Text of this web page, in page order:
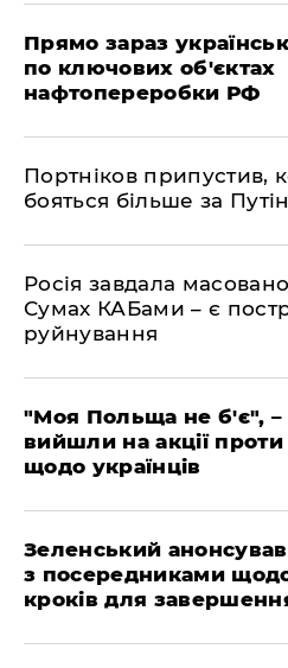
Прямо зараз
по ключових об'єктах
нафтопереробки РФ
Портніков припустив,
бояться більше за
Росія завдала
Сумах КАБами – є
руйнування
"Моя Польща не б'є", –
вийшли на акції
щодо українців
Зеленський
з посередниками
кроків для